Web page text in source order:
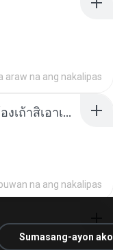
araw na ang nakalipas
ເຊົາຮ້ອງເຖົ້າຊິເອົາທໍ່ໃດ (เซาฮ้องเถ้าสิเอาเท่าใด) ບຸນເກີດ ຫນູຫ່ວງ ft. ໂສພາ ຈຸນທະລາ
na ang nakalipas
Sumasang-ayon ako